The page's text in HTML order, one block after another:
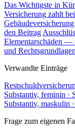
Das Wichtigste in
Versicherung zahlt
den Beitrag
Elementarschäden —
und Rechtsgrundlagen
Verwandte Einträge
Substantiv, feminin ·
Substantiv, maskulin
Frage zum eigenen